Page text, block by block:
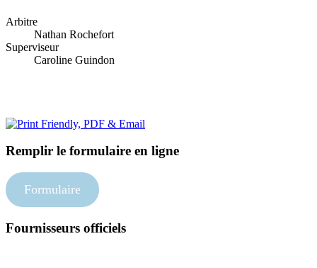
Arbitre
Nathan Rochefort
Superviseur
Caroline Guindon
Remplir le formulaire en ligne
Formulaire
Fournisseurs officiels